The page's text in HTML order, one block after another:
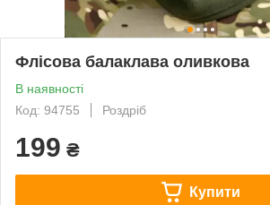
Флісова балаклава оливкова
В наявності
Код: 94755
Роздріб
199 ₴
Купити